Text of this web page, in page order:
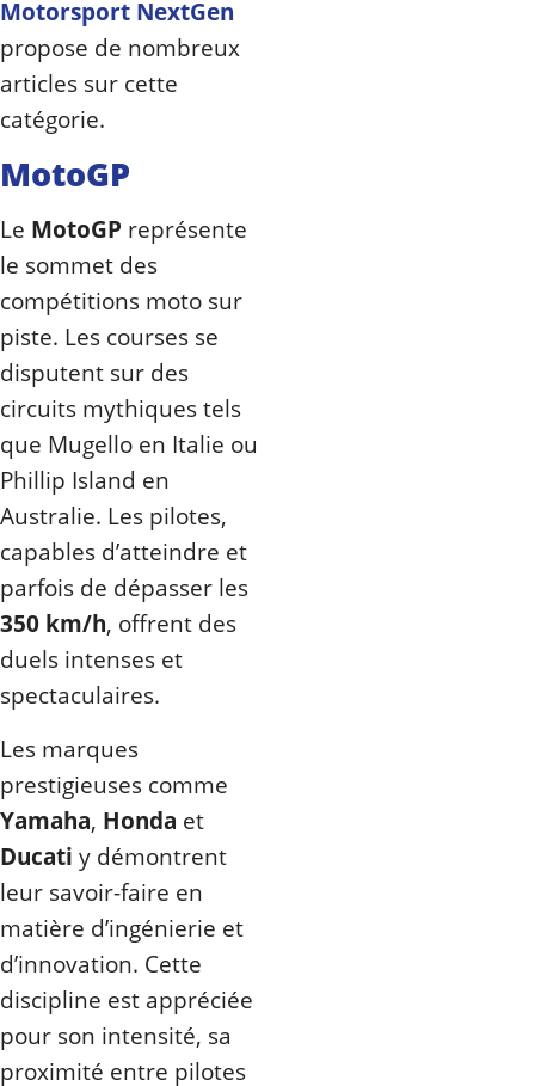
Motorsport NextGen
propose de nombreux
articles sur cette
catégorie.
MotoGP
Le MotoGP représente
le sommet des
compétitions moto sur
piste. Les courses se
disputent sur des
circuits mythiques tels
que Mugello en Italie ou
Phillip Island en
Australie. Les pilotes,
capables d’atteindre et
parfois de dépasser les
350 km/h, offrent des
duels intenses et
spectaculaires.
Les marques
prestigieuses comme
Yamaha, Honda et
Ducati y démontrent
leur savoir-faire en
matière d’ingénierie et
d’innovation. Cette
discipline est appréciée
pour son intensité, sa
proximité entre pilotes